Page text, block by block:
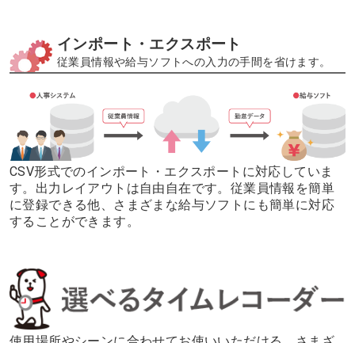
インポート・エクスポート
従業員情報や給与ソフトへの入力の手間を省けます。
CSV形式でのインポート・エクスポートに対応していま
す。出力レイアウトは自由自在です。 従業員情報を簡単
に登録できる他、さまざまな給与ソフトにも簡単に対応
することができます。